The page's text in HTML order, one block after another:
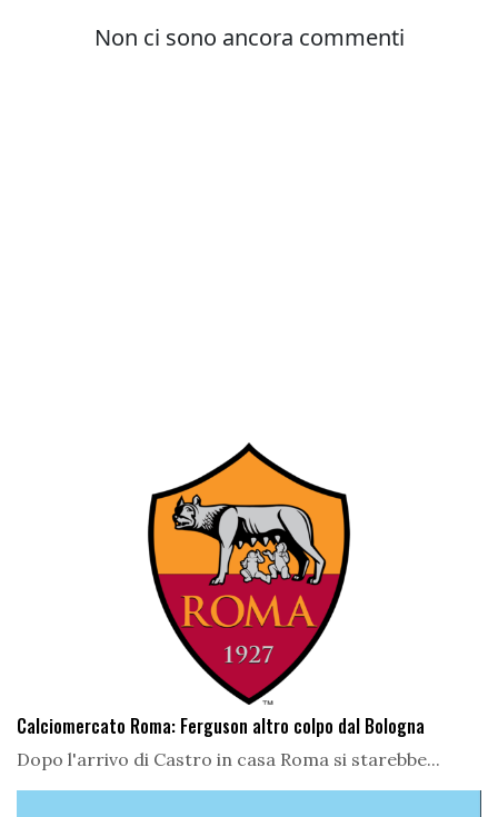
Calciomercato Roma: Ferguson altro colpo dal Bologna
Dopo l'arrivo di Castro in casa Roma si starebbe...